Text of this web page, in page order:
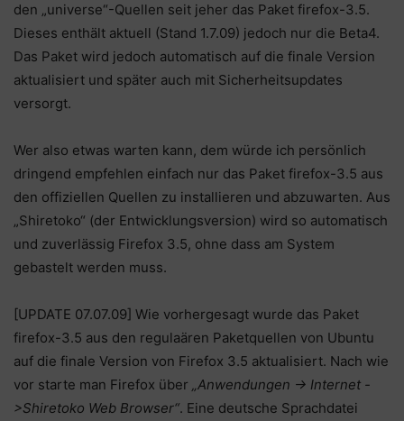
den „universe“-Quellen seit jeher das Paket firefox-3.5.
Dieses enthält aktuell (Stand 1.7.09) jedoch nur die Beta4.
Das Paket wird jedoch automatisch auf die finale Version
aktualisiert und später auch mit Sicherheitsupdates
versorgt.
Wer also etwas warten kann, dem würde ich persönlich
dringend empfehlen einfach nur das Paket firefox-3.5 aus
den offiziellen Quellen zu installieren und abzuwarten. Aus
„Shiretoko“ (der Entwicklungsversion) wird so automatisch
und zuverlässig Firefox 3.5, ohne dass am System
gebastelt werden muss.
[UPDATE 07.07.09] Wie vorhergesagt wurde das Paket
firefox-3.5 aus den regulaären Paketquellen von Ubuntu
auf die finale Version von Firefox 3.5 aktualisiert. Nach wie
vor starte man Firefox über „Anwendungen -> Internet -
>Shiretoko Web Browser“. Eine deutsche Sprachdatei